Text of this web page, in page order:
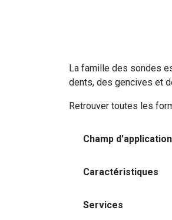
La famille des sondes
dents, des gencives et
Retrouver toutes les
Champ d'application
Caractéristiques
Services